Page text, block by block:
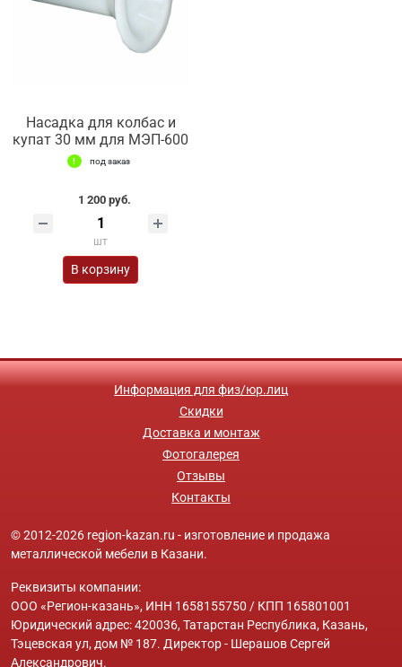
Насадка для колбас и
купат 30 мм для МЭП-600
под заказ
1 200 руб.
шт
В корзину
Информация для физ/юр.лиц
Скидки
Доставка и монтаж
Фотогалерея
Отзывы
Контакты
© 2012-2026 region-kazan.ru - изготовление и продажа
металлической мебели в Казани.
Реквизиты компании:
ООО «Регион-казань», ИНН 1658155750 / КПП 165801001
Юридический адрес: 420036, Татарстан Республика, Казань,
Тэцевская ул, дом № 187. Директор - Шерашов Сергей
Александрович.